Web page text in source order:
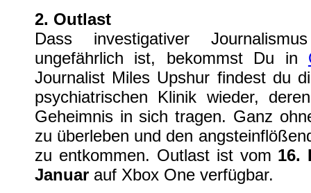
2. Outlast
Dass investigativer
ungefährlich ist, bekommst Du in
Journalist Miles Upshur findest du
psychiatrischen Klinik wieder,
Geheimnis in sich tragen. Ganz
zu überleben und den
zu entkommen. Outlast ist vom 16.
Januar auf Xbox One verfügbar.